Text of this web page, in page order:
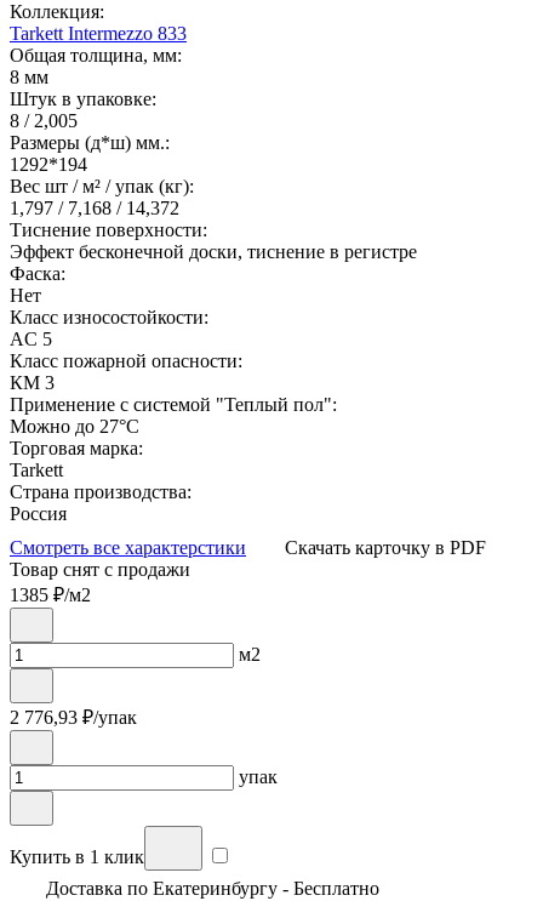
Коллекция:
Tarkett Intermezzo 833
Общая толщина, мм:
8 мм
Штук в упаковке:
8 / 2,005
Размеры (д*ш) мм.:
1292*194
Вес шт / м² / упак (кг):
1,797 / 7,168 / 14,372
Тиснение поверхности:
Эффект бесконечной доски, тиснение в регистре
Фаска:
Нет
Класс износостойкости:
AC 5
Класс пожарной опасности:
КМ 3
Применение с системой "Теплый пол":
Можно до 27°С
Торговая марка:
Tarkett
Страна производства:
Россия
Смотреть все характерстики
Скачать карточку в PDF
Товар снят с продажи
1385 ₽/м2
м2
2 776,93 ₽/упак
упак
Купить в 1 клик
Доставка по Екатеринбургу - Бесплатно